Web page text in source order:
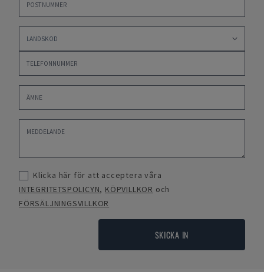
Klicka här för att acceptera våra
INTEGRITETSPOLICYN, KÖPVILLKOR och
FÖRSÄLJNINGSVILLKOR
SKICKA IN